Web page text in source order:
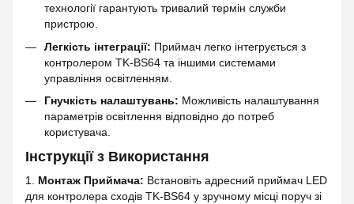
технології гарантують тривалий термін служби
пристрою.
Легкість інтеграції: Приймач легко інтегрується з
контролером TK-BS64 та іншими системами
управління освітленням.
Гнучкість налаштувань: Можливість налаштування
параметрів освітлення відповідно до потреб
користувача.
Інструкції з Використання
1. Монтаж Приймача: Встановіть адресний приймач LED
для контролера сходів TK-BS64 у зручному місці поруч зі